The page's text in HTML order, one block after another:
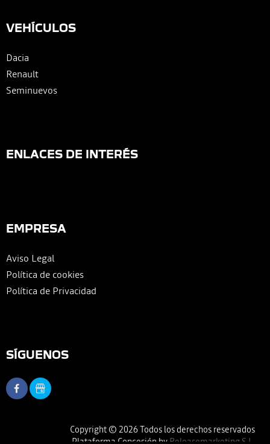
VEHÍCULOS
Dacia
Renault
Seminuevos
ENLACES DE INTERÉS
EMPRESA
Aviso Legal
Política de cookies
Política de Privacidad
SÍGUENOS
Copyright © 2026 Todos los derechos reservados
Plataforma Concesión by Releasemarketing S.L.